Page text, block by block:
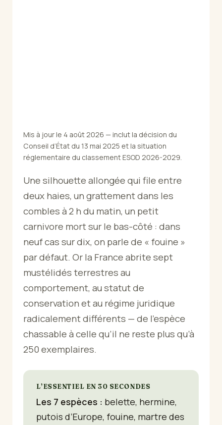
Nos missions
pour parler du frelon asiatique en France ?
Mis à jour le 4 août 2026 — inclut la décision du
Conseil d’État du 13 mai 2025 et la situation
réglementaire du classement ESOD 2026-2029.
Une silhouette allongée qui file entre
deux haies, un grattement dans les
combles à 2 h du matin, un petit
carnivore mort sur le bas-côté : dans
neuf cas sur dix, on parle de « fouine »
par défaut. Or la France abrite sept
mustélidés terrestres au
comportement, au statut de
conservation et au régime juridique
radicalement différents — de l’espèce
chassable à celle qu’il ne reste plus qu’à
250 exemplaires.
L’ESSENTIEL EN 30 SECONDES
Les 7 espèces : belette, hermine,
putois d’Europe, fouine, martre des